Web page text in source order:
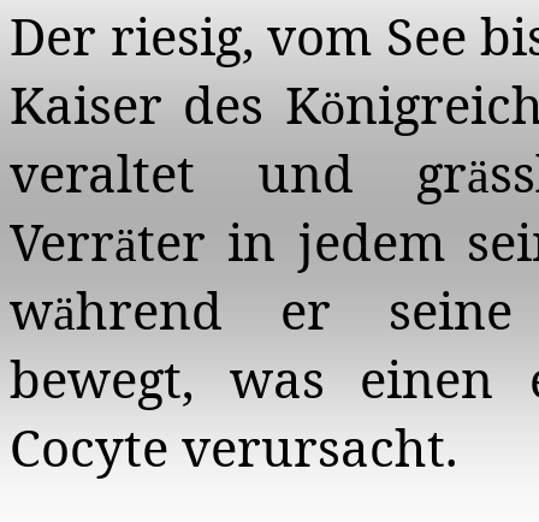
Der riesig, vom See
Kaiser des Kö
veraltet und grä
Verräter in jedem
während er seine
bewegt, was einen
Cocyte verursacht.